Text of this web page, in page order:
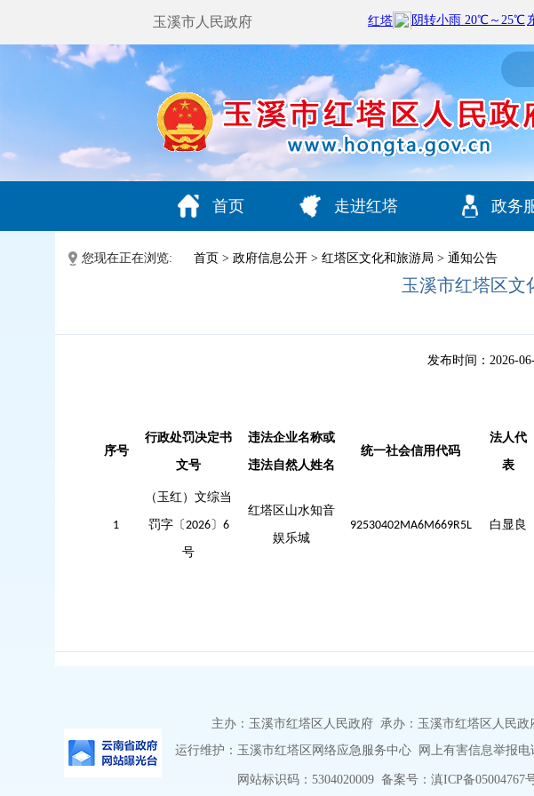
玉溪市人民政府
首页 走进红塔 政务
您现在正在浏览: 首页 > 政府信息公开 > 红塔区文化和旅游局 > 通知公告
玉溪市红塔区文
发布时间：2026-
序号
行政处罚决定书
文号
违法企业名称或
违法自然人姓名
统一社会信用代码
法人代
表
1
（玉红）文综当
罚字〔 2026〕 6
号
红塔区山水知音
娱乐城
92530402MA6M669R5L 白显良
主办：玉溪市红塔区人民政府 承办：玉溪市红塔区人民政
运行维护：玉溪市红塔区网络应急服务中心 网上有害信息举报电
网站标识码：5304020009备案号：滇ICP备05004767